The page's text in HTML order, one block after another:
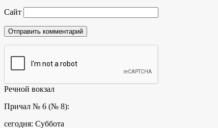
Сайт
Речной вокзал
Причал № 6 (№ 8):
сегодня: Суббота